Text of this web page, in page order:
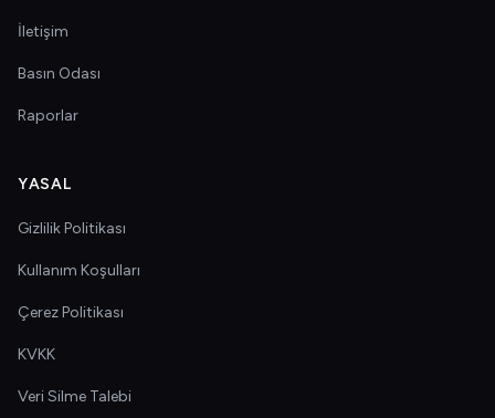
İletişim
Basın Odası
Raporlar
YASAL
Gizlilik Politikası
Kullanım Koşulları
Çerez Politikası
KVKK
Veri Silme Talebi